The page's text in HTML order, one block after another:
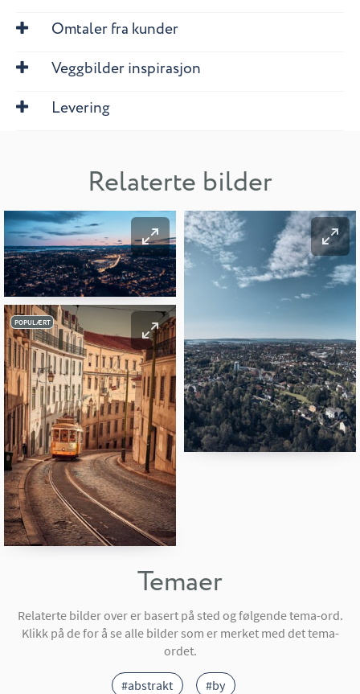
Omtaler fra kunder
Veggbilder inspirasjon
Levering
Relaterte bilder
POPULÆRT
Temaer
Relaterte bilder over er basert på sted og følgende tema-ord.
Klikk på de for å se alle bilder som er merket med det tema-
ordet.
#abstrakt #by